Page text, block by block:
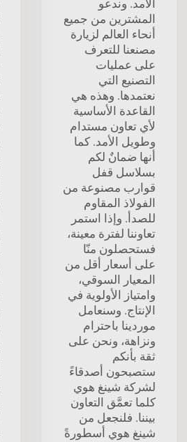
الأمد. وندعو
المشترين من جميع
أنحاء العالم لزيارة
مصنعنا للتعرف
على عمليات
التصنيع التي
نعتمدها. وهذه هي
القاعدة الأساسية
لأي تعاون مستدام
وطويل الأمد. كما
أنها ضمانٌ لكم
بسلاسل قفل
قوارب مصنوعة من
الفولاذ المقاوم
للصدأ. وإذا استمر
تعاوننا لفترة معينة،
فستحصلون منّا
على أسعار أقل من
المعيار السوقي،
وامتياز الأولوية في
الإنتاج. وسنعامل
موردينا باحترام
ونزاهة، ونحن على
ثقة بأنكم
ستصبحون أصدقاءً
لشركة شينغ هوي
كلما تعمَّق التعاون
بيننا. فلنجعل من
شينغ هوي أسطورةً